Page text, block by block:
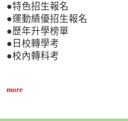
●特色招生報名
●運動績優招生報名
●歷年升學榜單
●日校轉學考
●校內轉科考
more